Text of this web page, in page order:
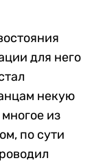
для него
некую
из
по сути